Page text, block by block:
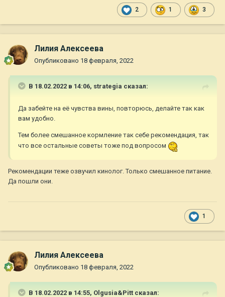
2 1 3
Лилия Алексеева
Опубликовано 18 февраля, 2022
В 18.02.2022 в 14:06, strategia сказал:
Да забейте на её чувства вины, повторюсь, делайте так как
вам удобно.
Тем более смешанное кормление так себе рекомендация, так
что все остальные советы тоже под вопросом
Рекомендации теже озвучил кинолог. Только смешанное питание.
Да пошли они.
1
Лилия Алексеева
Опубликовано 18 февраля, 2022
В 18.02.2022 в 14:55, Olgusia&Pitt сказал: